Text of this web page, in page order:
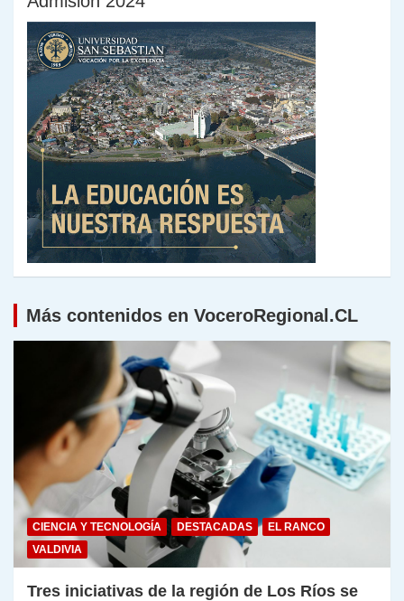
Más contenidos en VoceroRegional.CL
CIENCIA Y TECNOLOGÍA DESTACADAS
EL RANCO
VALDIVIA
Tres iniciativas de la región de Los Ríos se